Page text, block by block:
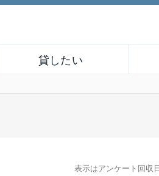
貸したい
表示はアンケート回収